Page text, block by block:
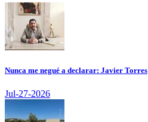
Nunca me negué a declarar: Javier Torres
Jul-27-2026